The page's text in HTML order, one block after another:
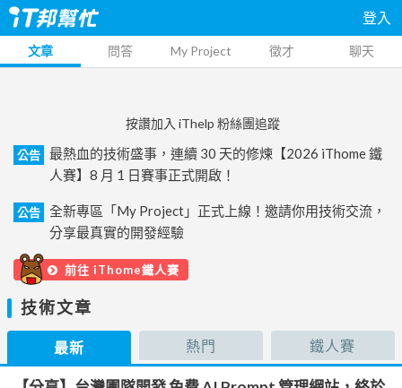
登入
文章 問答 My Project 徵才 聊天
按讚加入 iThelp 粉絲團追蹤
公告
最熱血的技術盛事，連續 30 天的修煉【2026 iThome 鐵
人賽】8 月 1 日賽事正式開啟！
公告
全新專區「My Project」正式上線！邀請你用技術交流，
分享最真實的開發經驗
前往 iThome鐵人賽
技術文章
最新 熱門 鐵人賽